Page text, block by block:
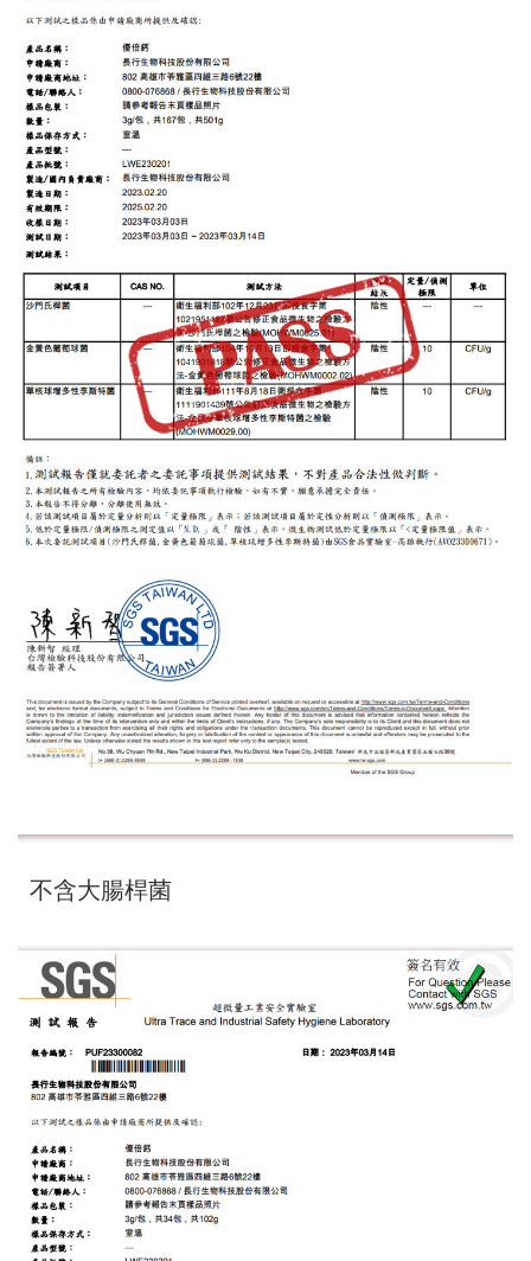
不含大腸桿菌